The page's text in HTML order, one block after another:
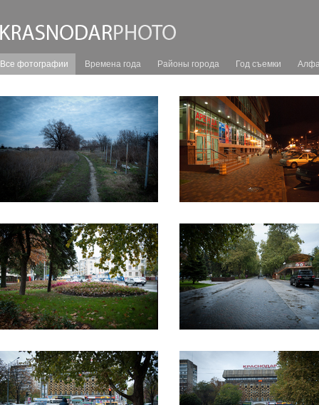
Все фотографии Времена года Районы города Год съемки